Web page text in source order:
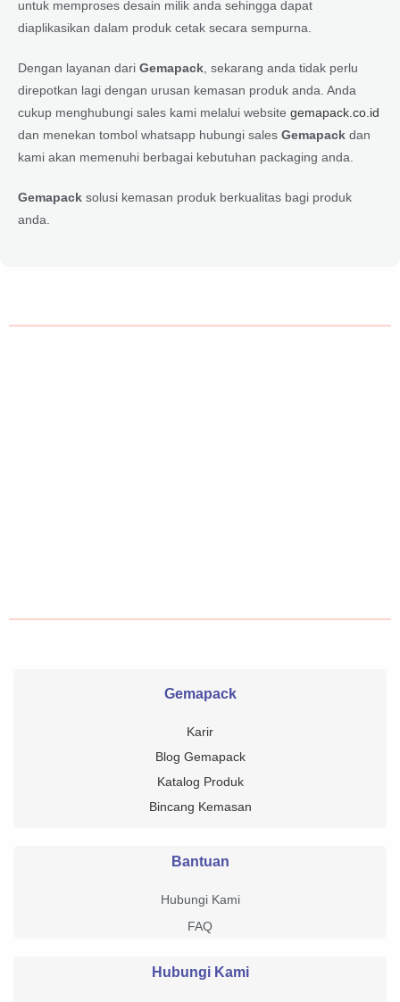
untuk memproses desain milik anda sehingga dapat
diaplikasikan dalam produk cetak secara sempurna.
Dengan layanan dari Gemapack, sekarang anda tidak perlu
direpotkan lagi dengan urusan kemasan produk anda. Anda
cukup menghubungi sales kami melalui website gemapack.co.id
dan menekan tombol whatsapp hubungi sales Gemapack dan
kami akan memenuhi berbagai kebutuhan packaging anda.
Gemapack solusi kemasan produk berkualitas bagi produk
anda.
Gemapack
Karir
Blog Gemapack
Katalog Produk
Bincang Kemasan
Bantuan
Hubungi Kami
FAQ
Hubungi Kami